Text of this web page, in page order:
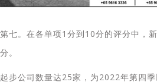
七。在各单项1分到10分的评分中，
。
步公司数量达25家，为2022年第四季